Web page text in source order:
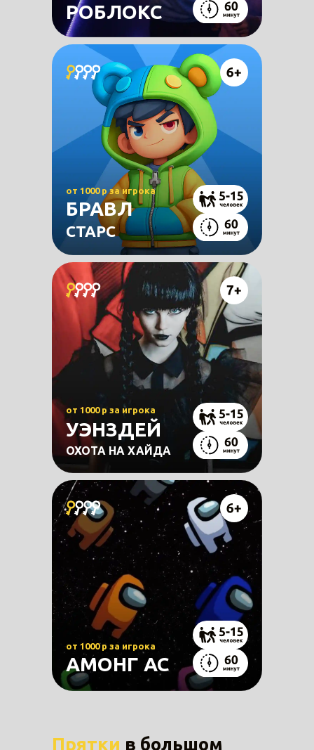
от 1000 р за игрока
АМОНГ АС
от 1000 р за игрока
УЭНЗДЕЙ
ОХОТА НА ХАЙДА
от 1000 р за игрока
БРАВЛ
СТАРС
РОБЛОКС
Прятки в большом